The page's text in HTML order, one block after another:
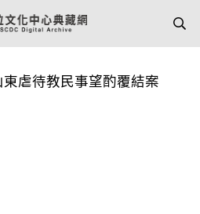
虐待教民事望酌覆結案